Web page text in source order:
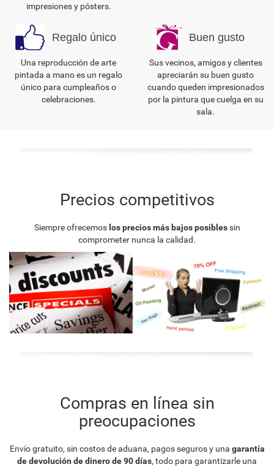
impresiones y pósters.
Regalo único
Una reproducción de arte
pintada a mano es un regalo
único para cumpleaños o
celebraciones.
Buen gusto
Sus vecinos, amigos y clientes
apreciarán su buen gusto
cuando queden impresionados
por la pintura que cuelga en su
sala.
Precios competitivos
Siempre ofrecemos los precios más bajos posiblessin
comprometer nunca la calidad.
Compras en línea sin
preocupaciones
Envío gratuito, sin costos de aduana, pagos seguros y una garantía
de devolución de dinero de 90 días, todo para garantizarle una